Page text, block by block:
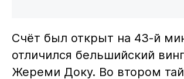
Счёт был открыт на 43-й
отличился бельшийский
Жереми Доку. Во втором